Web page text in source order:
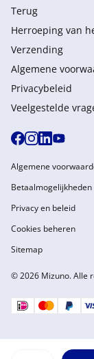
Terug
Herroeping van
Verzending
Algemene
Privacybeleid
Veelgestelde
© 2026 Mizuno. Alle
Algemene
Betaalmogelijkheden
Privacy en beleid
Cookies beheren
Sitemap